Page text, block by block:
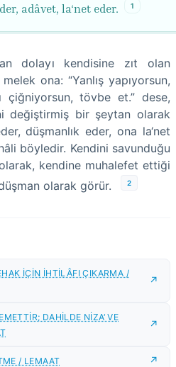
adâvet, la‘net eder.
1
dolayı kendisine zıt olan
ona: “Yanlış yapıyorsun,
çiğniyorsun, tövbe et.” dese,
değiştirmiş bir şeytan olarak
düşmanlık eder, ona la‘net
böyledir. Kendini savunduğu
kendine muhalefet ettiği
olarak görür.
2
İÇİN İHTİLÂFI ÇIKARMA /
DAHİLDE NİZA‘ VE
/ LEMAAT